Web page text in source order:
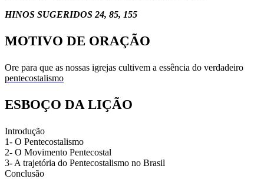
HINOS SUGERIDOS 24, 85, 155
MOTIVO DE ORAÇÃO
Ore para que as nossas igrejas cultivem a essência do verdadeiro
pentecostalismo
ESBOÇO DA LIÇÃO
Introdução
1- O Pentecostalismo
2- O Movimento Pentecostal
3- A trajetória do Pentecostalismo no Brasil
Conclusão